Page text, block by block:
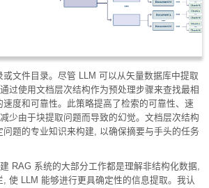
文件目录。尽管 LLM 可以从矢量数据库中提取
过使用文档层次结构作为预处理步骤来查找最相
度和可靠性。此策略提高了检索的可靠性、速
少由于块提取问题而导致的幻觉。文档层次结构
题的专业知识来构建, 以确保摘要与手头的任务
RAG 系统的大部分工作都是理解非结构化数据,
使 LLM 能够进行更具确定性的信息提取。我认